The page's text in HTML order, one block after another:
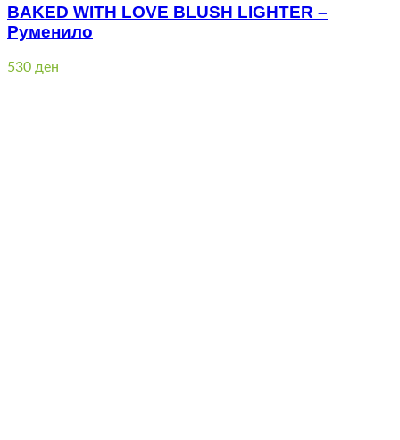
BAKED WITH LOVE BLUSH LIGHTER –
Руменило
530 ден